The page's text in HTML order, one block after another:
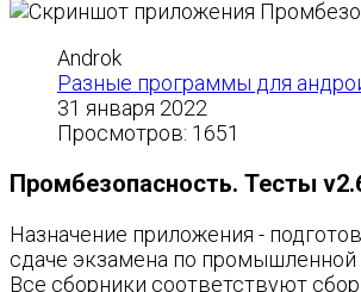
Androk
Разные программы для
31 января 2022
Просмотров: 1651
Промбезопасность. Тесты
Назначение приложения -
сдаче экзамена по промышленной
Все сборники соответствуют